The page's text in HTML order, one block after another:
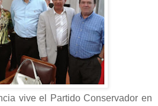
vive el Partido Conservador en